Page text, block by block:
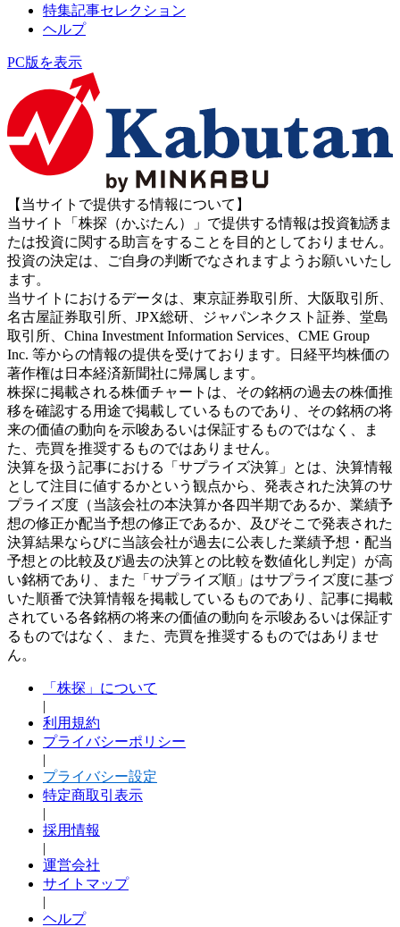
特集記事セレクション
ヘルプ
PC版を表示
【当サイトで提供する情報について】
当サイト「株探（かぶたん）」で提供する情報は投資勧誘ま
たは投資に関する助言をすることを目的としておりません。
投資の決定は、ご自身の判断でなされますようお願いいたし
ます。
当サイトにおけるデータは、東京証券取引所、大阪取引所、
名古屋証券取引所、JPX総研、ジャパンネクスト証券、堂島
取引所、China Investment Information Services、CME Group
Inc. 等からの情報の提供を受けております。日経平均株価の
著作権は日本経済新聞社に帰属します。
株探に掲載される株価チャートは、その銘柄の過去の株価推
移を確認する用途で掲載しているものであり、その銘柄の将
来の価値の動向を示唆あるいは保証するものではなく、ま
た、売買を推奨するものではありません。
決算を扱う記事における「サプライズ決算」とは、決算情報
として注目に値するかという観点から、発表された決算のサ
プライズ度（当該会社の本決算か各四半期であるか、業績予
想の修正か配当予想の修正であるか、及びそこで発表された
決算結果ならびに当該会社が過去に公表した業績予想・配当
予想との比較及び過去の決算との比較を数値化し判定）が高
い銘柄であり、また「サプライズ順」はサプライズ度に基づ
いた順番で決算情報を掲載しているものであり、記事に掲載
されている各銘柄の将来の価値の動向を示唆あるいは保証す
るものではなく、また、売買を推奨するものではありませ
ん。
「株探」について
|
利用規約
プライバシーポリシー
|
プライバシー設定
特定商取引表示
|
採用情報
|
運営会社
サイトマップ
|
ヘルプ